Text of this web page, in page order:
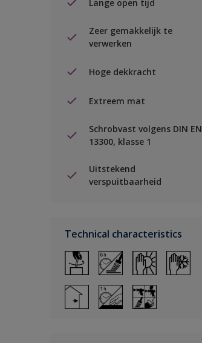
Lange open tijd
Zeer gemakkelijk te
verwerken
Hoge dekkracht
Extreem mat
Schrobvast volgens DIN EN
13300, klasse 1
Uitstekend
verspuitbaarheid
Technical characteristics